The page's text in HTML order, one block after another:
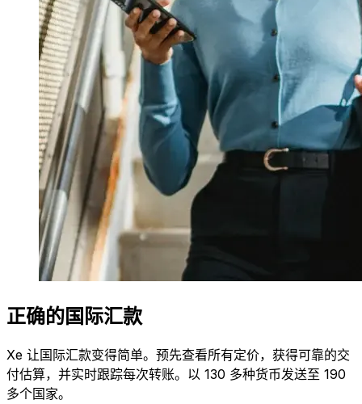
正确的国际汇款
Xe 让国际汇款变得简单。预先查看所有定价，获得可靠的交
付估算，并实时跟踪每次转账。以 130 多种货币发送至 190
多个国家。